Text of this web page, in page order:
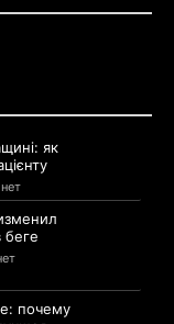
як
беге
почему